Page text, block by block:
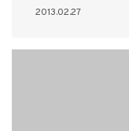
2013.02.27